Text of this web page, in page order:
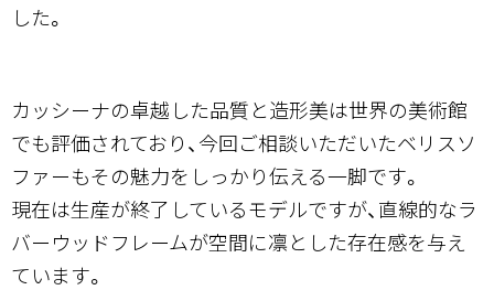
した。
カッシーナの卓越した品質と造形美は世界の美術館
でも評価されており、今回ご相談いただいたベリスソ
ファーもその魅力をしっかり伝える一脚です。
現在は生産が終了しているモデルですが、直線的なラ
バーウッドフレームが空間に凛とした存在感を与え
ています。